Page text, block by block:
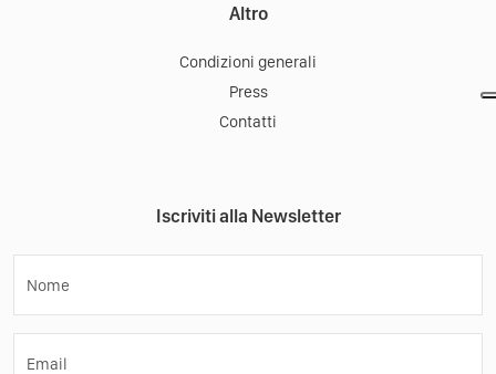
Altro
Condizioni generali
Press
Contatti
Iscriviti alla Newsletter
Nome
Email